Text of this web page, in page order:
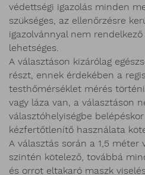
védettségi igazolás minden
szükséges, az ellenőrzésre
igazolvánnyal nem
lehetséges.
A választáson kizárólag
részt, ennek érdekében a
testhőmérséklet mérés
vagy láza van, a választáson
választóhelyiségbe
kézfertőtlenítő használata
A választás során a 1,5 méter
szintén kötelező, továbbá
és orrot eltakaró maszk